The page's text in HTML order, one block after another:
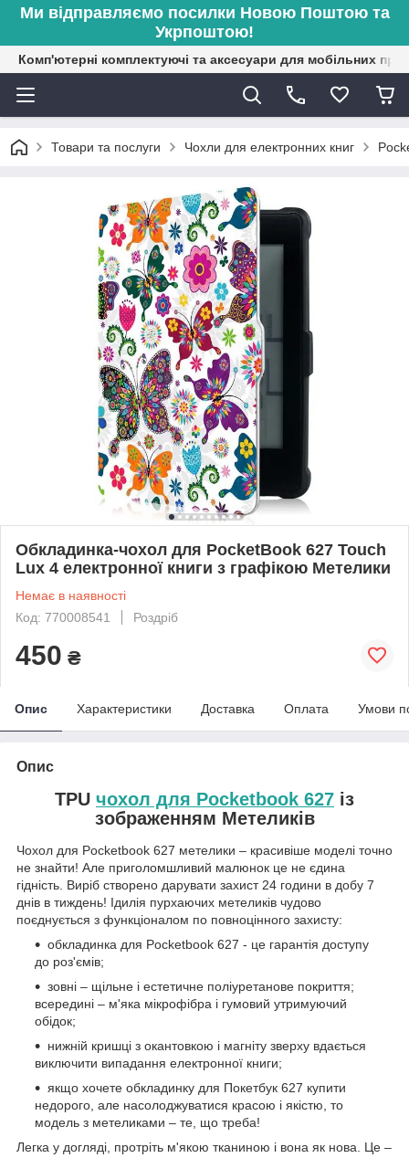
Ми відправляємо посилки Новою Поштою та
Укрпоштою!
Комп'ютерні комплектуючі та аксесуари для мобільних
Товари та послуги Чохли для електронних книг
Обкладинка-чохол для PocketBook 627 Touch
Lux 4 електронної книги з графікою Метелики
Немає в наявності
Код: 770008541
Роздріб
450 ₴
Опис Характеристики Доставка Оплата Умови
Опис
TPU чохол для Pocketbook 627 із
зображенням Метеликів
Чохол для Pocketbook 627 метелики – красивіше моделі точно
не знайти! Але приголомшливий малюнок це не єдина
гідність. Виріб створено дарувати захист 24 години в добу 7
днів в тиждень! Ідилія пурхаючих метеликів чудово
поєднується з функціоналом по повноцінного захисту:
обкладинка для Pocketbook 627 - це гарантія доступу
до роз'ємів;
зовні – щільне і естетичне поліуретанове покриття;
всередині – м'яка мікрофібра і гумовий утримуючий
обідок;
нижній кришці з окантовкою і магніту зверху вдається
виключити випадання електронної книги;
якщо хочете обкладинку для Покетбук 627 купити
недорого, але насолоджуватися красою і якістю, то
модель з метеликами – те, що треба!
Легка у догляді, протріть м'якою тканиною і вона як нова. Це –